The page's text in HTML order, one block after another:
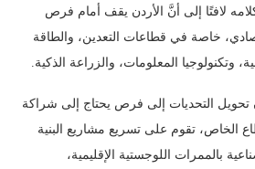
لافتًا إلى أنَّ الأردن يقف أمام فرص
خاصة في قطاعات التعدين، والطاقة
وتكنولوجيا المعلومات، والزراعة الذكية.
تحويل التحديات إلى فرص يحتاج إلى شراكة
الخاص، تقوم على تسريع مشاريع البنية
بالممرات اللوجستية الإقليمية،